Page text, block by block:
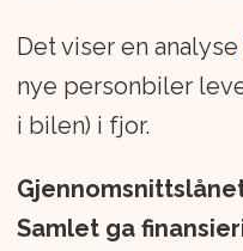
Det viser en analyse
nye personbiler
i bilen) i fjor.
Samlet ga